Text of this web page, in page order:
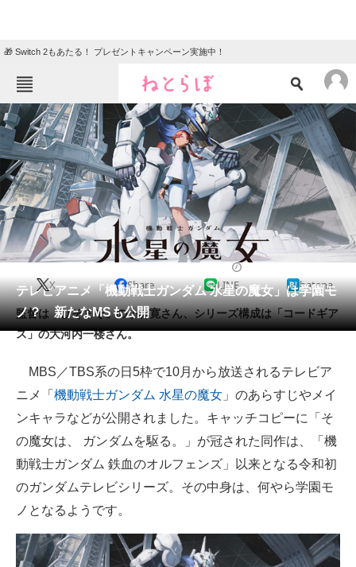
🎁 Switch 2もあたる！ プレゼントキャンペーン実施中！
ねとらぼメニュー
TOP ニュース
エンタメ クイズ
グルメ 地域
住まい 教育・育児
動物 リサーチ
会員記事
メディア
ITの今と未来を見通す
スマホと通信の最新トレンド
進化するPCとデバイスの未来
好きが集まる 比べて選べる
AI活用のいまが分かる
テレビアニメ「機動戦士ガンダム 水星の魔女」は学園モ
ノ？ 新たなMSも公開
X Share LINE hatena
監督は「ひそまそ」の小林寛さん、シリーズ構成は「コードギア
ス」の大河内一楼さん。
MBS／TBS系の日5枠で10月から放送されるテレビア
ニメ「 機動戦士ガンダム 水星の魔女 」のあらすじやメイ
ンキャラなどが公開されました。キャッチコピーに「そ
の魔女は、 ガンダムを駆る。」が冠された同作は、「機
動戦士ガンダム 鉄血のオルフェンズ」以来となる令和初
のガンダムテレビシリーズ。その中身は、何やら学園モ
ノとなるようです。